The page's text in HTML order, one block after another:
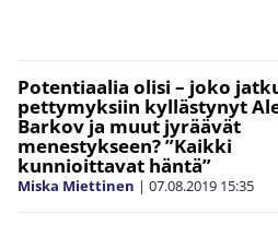
Potentiaalia olisi – joko
pettymyksiin kyllästynyt
Barkov ja muut jyräävät
menestykseen? ”Kaikki
kunnioittavat häntä”
Miska Miettinen | 07.08.2019 15:35